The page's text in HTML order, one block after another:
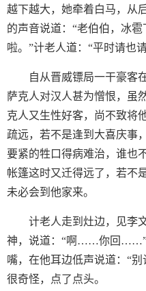
越下越大，她牵着白马，从
的声音说道：“老伯伯，冰
啦。”计老人道：“平时请也
自从晋威镖局一干豪客
萨克人对汉人甚为憎恨，虽
克人又生性好客，尚不致将
疏远，若不是逢到大喜庆事
要紧的牲口得病难治，谁也
帐篷这时又迁得远了，若不
未必会到他家来。
计老人走到灶边，见李
神，说道：“啊……你回……”
嘴，在他耳边低声说道：“
很奇怪，点了点头。